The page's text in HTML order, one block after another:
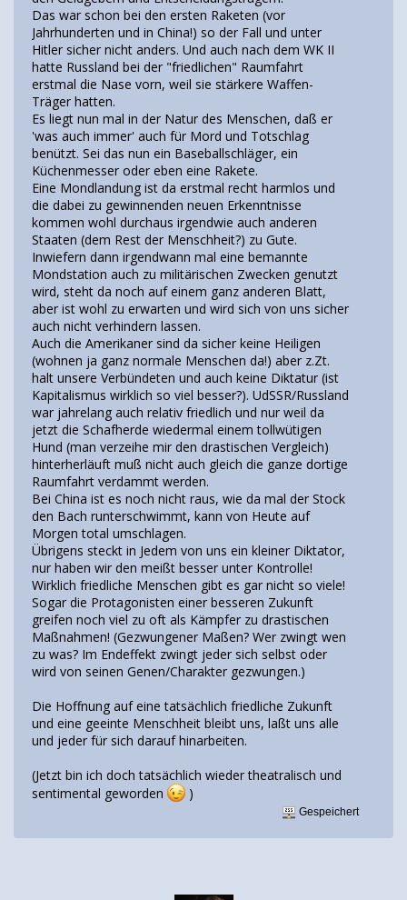
Das war schon bei den ersten Raketen (vor
Jahrhunderten und in China!) so der Fall und unter
Hitler sicher nicht anders. Und auch nach dem WK II
hatte Russland bei der "friedlichen" Raumfahrt
erstmal die Nase vorn, weil sie stärkere Waffen-
Träger hatten.
Es liegt nun mal in der Natur des Menschen, daß er
'was auch immer' auch für Mord und Totschlag
benützt. Sei das nun ein Baseballschläger, ein
Küchenmesser oder eben eine Rakete.
Eine Mondlandung ist da erstmal recht harmlos und
die dabei zu gewinnenden neuen Erkenntnisse
kommen wohl durchaus irgendwie auch anderen
Staaten (dem Rest der Menschheit?) zu Gute.
Inwiefern dann irgendwann mal eine bemannte
Mondstation auch zu militärischen Zwecken genutzt
wird, steht da noch auf einem ganz anderen Blatt,
aber ist wohl zu erwarten und wird sich von uns sicher
auch nicht verhindern lassen.
Auch die Amerikaner sind da sicher keine Heiligen
(wohnen ja ganz normale Menschen da!) aber z.Zt.
halt unsere Verbündeten und auch keine Diktatur (ist
Kapitalismus wirklich so viel besser?). UdSSR/Russland
war jahrelang auch relativ friedlich und nur weil da
jetzt die Schafherde wiedermal einem tollwütigen
Hund (man verzeihe mir den drastischen Vergleich)
hinterherläuft muß nicht auch gleich die ganze dortige
Raumfahrt verdammt werden.
Bei China ist es noch nicht raus, wie da mal der Stock
den Bach runterschwimmt, kann von Heute auf
Morgen total umschlagen.
Übrigens steckt in Jedem von uns ein kleiner Diktator,
nur haben wir den meißt besser unter Kontrolle!
Wirklich friedliche Menschen gibt es gar nicht so viele!
Sogar die Protagonisten einer besseren Zukunft
greifen noch viel zu oft als Kämpfer zu drastischen
Maßnahmen! (Gezwungener Maßen? Wer zwingt wen
zu was? Im Endeffekt zwingt jeder sich selbst oder
wird von seinen Genen/Charakter gezwungen.)
Die Hoffnung auf eine tatsächlich friedliche Zukunft
und eine geeinte Menschheit bleibt uns, laßt uns alle
und jeder für sich darauf hinarbeiten.
(Jetzt bin ich doch tatsächlich wieder theatralisch und
sentimental geworden
)
Gespeichert